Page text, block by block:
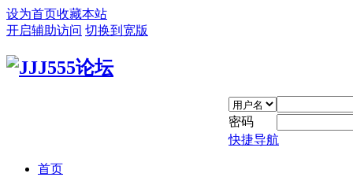
设为首页收藏本站
开启辅助访问 切换到宽版
密码
快捷导航
首页